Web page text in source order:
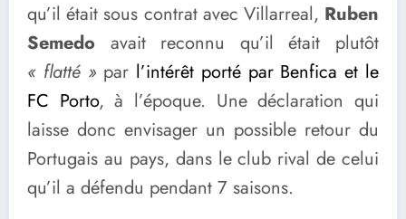
qu’il était sous contrat avec Villarreal, Ruben
Semedo avait reconnu qu’il était plutôt
« flatté »par l’intérêt porté par Benfica et le
FC Porto, à l’époque. Une déclaration qui
laisse donc envisager un possible retour du
Portugais au pays, dans le club rival de celui
qu’il a défendu pendant 7 saisons.